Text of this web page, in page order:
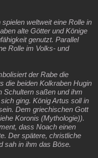
weltweit eine Rolle in
alte Götter und Könige
genutzt. Parallel
Rolle im Volks- und
der Rabe die
die beiden Kolkraben Hugin
Schultern saßen und ihm
ging. König Artus soll in
Dem griechischen Gott
Koronis (Mythologie)).
dass Noach einen
Der spätere, christliche
sah in ihm das Böse.